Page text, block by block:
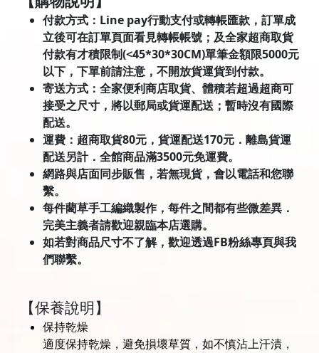
付款方式：Line pay行動支付或轉帳匯款，訂單成
立後可在訂單頁面看見轉帳帳號；及全家超商取貨
付款有才積限制(<45*30*30CM)單筆金額限5000元
以下，下單前請注意，不開放貨運貨到付款。
寄送方式：全家便利商店取貨、體積若超過超商可
接受之尺寸，將以郵局或貨運配送；暫時沒有國際
配送。
運費：超商取貨80元，貨運配送170元．離島貨運
配送另計．全館商品滿3500元免運費。
網路與店面同步販售，若無現貨，會以電話和您聯
繫。
每件藺草手工編織製作，每件之間都有些微差異．
完美主義者請歡迎親臨本店選購。
如若對商品尺寸不了解，歡迎透過FB粉絲專頁與我
們聯繫。
【保養說明】
保持乾燥
適度保持乾燥，避免損壞草質，如不慎沾上汗漬，